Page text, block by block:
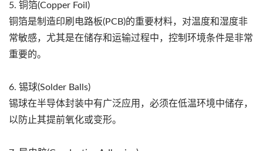
5. 铜箔(Copper Foil)
铜箔是制造印刷电路板(PCB)的重要材料，对温度和湿度非
常敏感，尤其是在储存和运输过程中，控制环境条件是非常
重要的。
6. 锡球(Solder Balls)
锡球在半导体封装中有广泛应用，必须在低温环境中储存，
以防止其提前氧化或变形。